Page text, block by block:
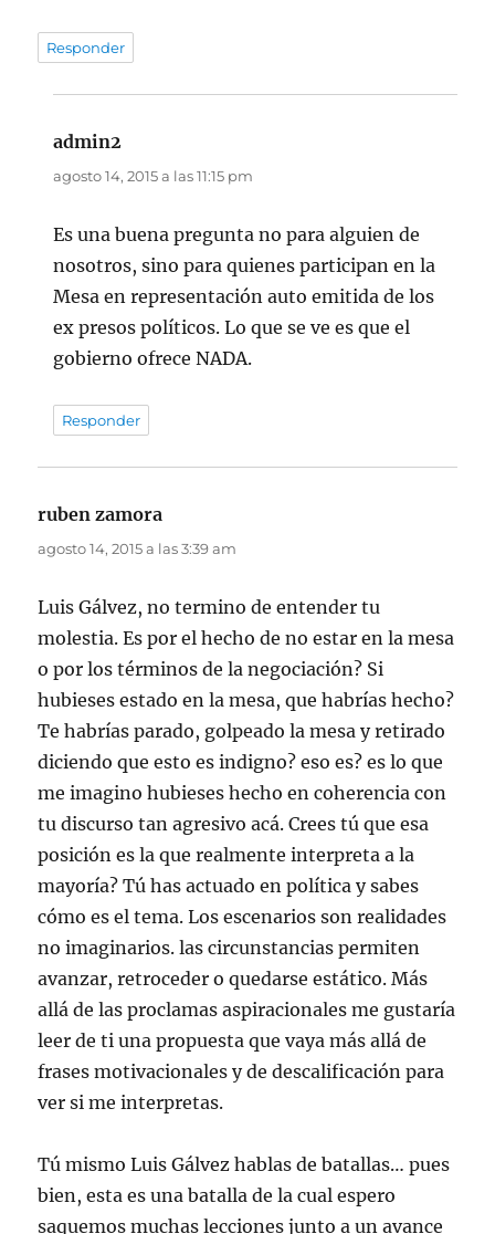
Responder
admin2
agosto 14, 2015 a las 11:15 pm
Es una buena pregunta no para alguien de
nosotros, sino para quienes participan en la
Mesa en representación auto emitida de los
ex presos políticos. Lo que se ve es que el
gobierno ofrece NADA.
Responder
ruben zamora
agosto 14, 2015 a las 3:39 am
Luis Gálvez, no termino de entender tu
molestia. Es por el hecho de no estar en la mesa
o por los términos de la negociación? Si
hubieses estado en la mesa, que habrías hecho?
Te habrías parado, golpeado la mesa y retirado
diciendo que esto es indigno? eso es? es lo que
me imagino hubieses hecho en coherencia con
tu discurso tan agresivo acá. Crees tú que esa
posición es la que realmente interpreta a la
mayoría? Tú has actuado en política y sabes
cómo es el tema. Los escenarios son realidades
no imaginarios. las circunstancias permiten
avanzar, retroceder o quedarse estático. Más
allá de las proclamas aspiracionales me gustaría
leer de ti una propuesta que vaya más allá de
frases motivacionales y de descalificación para
ver si me interpretas.
Tú mismo Luis Gálvez hablas de batallas… pues
bien, esta es una batalla de la cual espero
saquemos muchas lecciones junto a un avance